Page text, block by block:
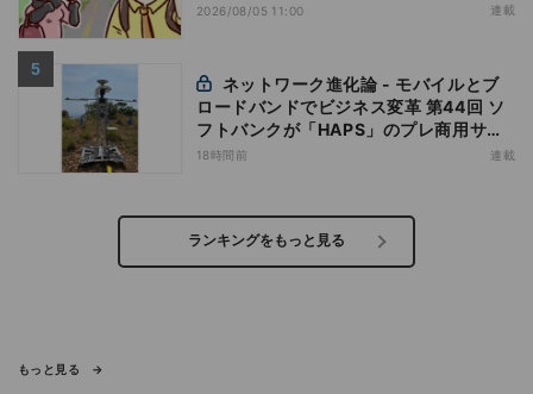
2026/08/05 11:00 連載
ロードバンドでビジネス変革 第44回 ソ
フトバンクが「HAPS」のプレ商用サー
ビス開始を表明、本格的な商用展開のめ
18時間前 連載
ランキングをもっと見る
もっと見る